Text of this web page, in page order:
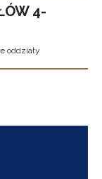
4-
oddziały